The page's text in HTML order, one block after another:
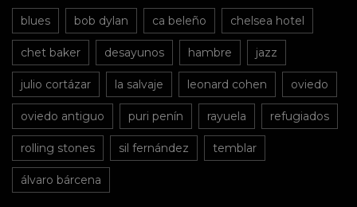
blues bob dylan ca beleño chelsea hotel
chet baker desayunos hambre jazz
julio cortázar la salvaje leonard cohen oviedo
oviedo antiguo puri penín rayuela refugiados
rolling stones sil fernández temblar
álvaro bárcena